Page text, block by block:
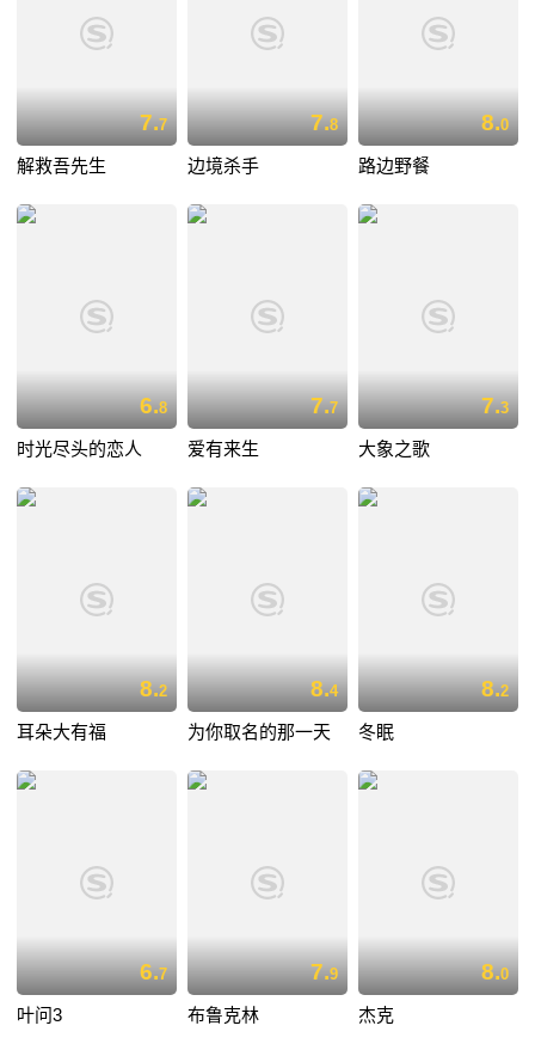
7.7
解救吾先生
7.8
边境杀手
8.0
路边野餐
6.8
时光尽头的恋人
7.7
爱有来生
7.3
大象之歌
8.2
耳朵大有福
8.4
为你取名的那一天
8.2
冬眠
6.7
叶问3
7.9
布鲁克林
8.0
杰克